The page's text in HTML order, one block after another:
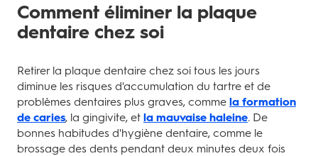
Comment éliminer la plaque
dentaire chez soi
Retirer la plaque dentaire chez soi tous les jours
diminue les risques d'accumulation du tartre et de
problèmes dentaires plus graves, comme la formation
de caries, la gingivite, et la mauvaise haleine. De
bonnes habitudes d'hygiène dentaire, comme le
brossage des dents pendant deux minutes deux fois